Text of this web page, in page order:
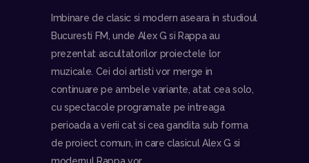
Imbinare de clasic si modern aseara in studioul
Bucuresti FM, unde Alex G si Rappa au
prezentat ascultatorilor proiectele lor
muzicale. Cei doi artisti vor merge in
continuare pe ambele variante, atat cea solo,
cu spectacole programate pe intreaga
perioada a verii cat si cea gandita sub forma
de proiect comun, in care clasicul Alex G si